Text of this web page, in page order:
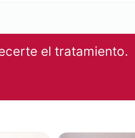
el tratamiento.